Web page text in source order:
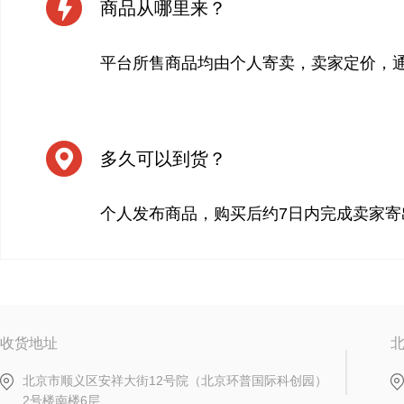
商品从哪里来？
平台所售商品均由个人寄卖，卖家定价，
多久可以到货？
个人发布商品，购买后约7日内完成卖家
收货地址
北京市顺义区安祥大街12号院（北京环普国际科创园）
2号楼南楼6层